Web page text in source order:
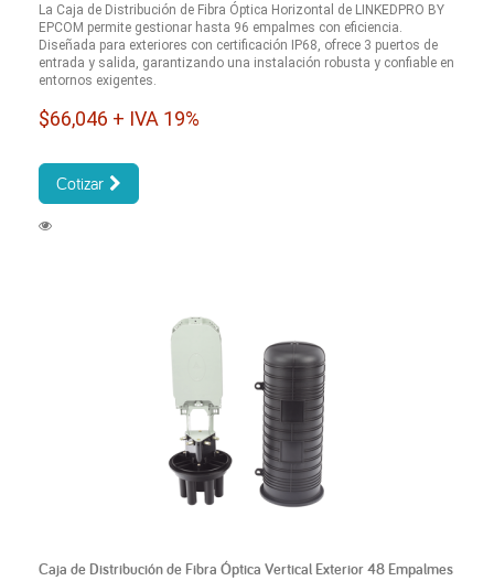
La Caja de Distribución de Fibra Óptica Horizontal de LINKEDPRO BY
EPCOM permite gestionar hasta 96 empalmes con eficiencia.
Diseñada para exteriores con certificación IP68, ofrece 3 puertos de
entrada y salida, garantizando una instalación robusta y confiable en
entornos exigentes.
$66,046 + IVA 19%
Cotizar
Caja de Distribución de Fibra Óptica Vertical Exterior 48 Empalmes